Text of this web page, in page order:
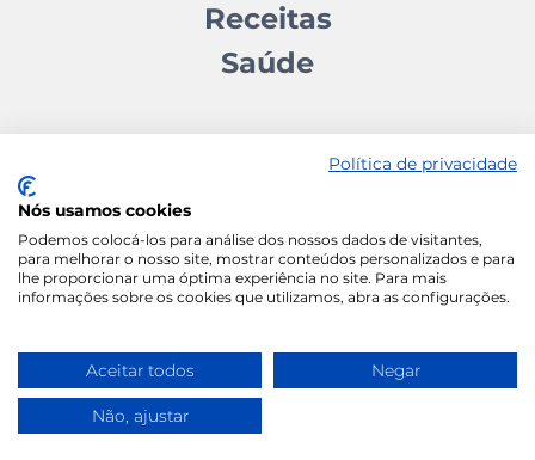
Receitas
Saúde
Contactos Quem somos Autores
Estatuto Editorial
Ficha Técnica
Manifesto
Política de Privacidade
Vida Ativa
Reserved
Política de privacidade
Nós usamos cookies
Podemos colocá-los para análise dos nossos dados de visitantes,
para melhorar o nosso site, mostrar conteúdos personalizados e para
lhe proporcionar uma óptima experiência no site. Para mais
informações sobre os cookies que utilizamos, abra as configurações.
Aceitar todos Negar
Não, ajustar